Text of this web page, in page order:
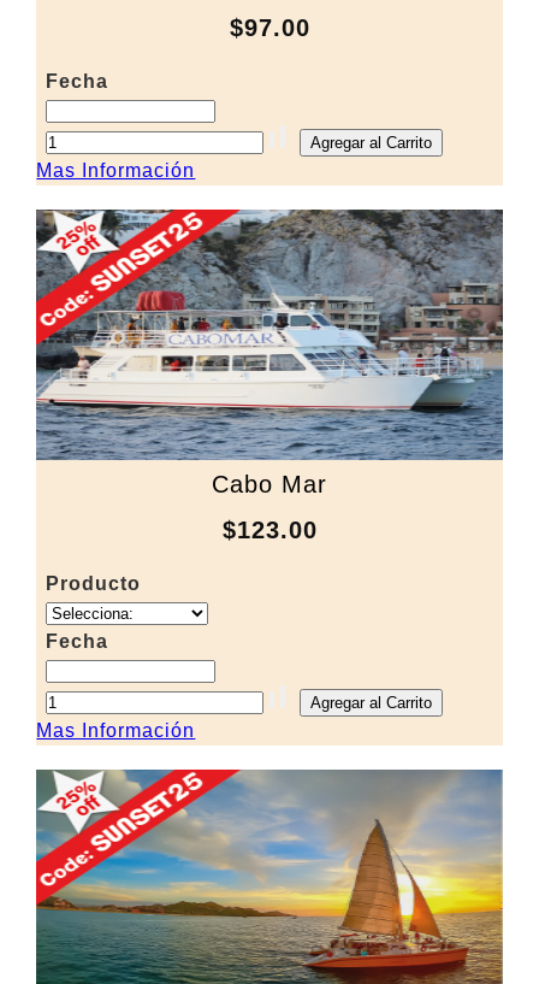
$97.00
Fecha
Mas Información
Cabo Mar
$123.00
Producto
Fecha
Mas Información